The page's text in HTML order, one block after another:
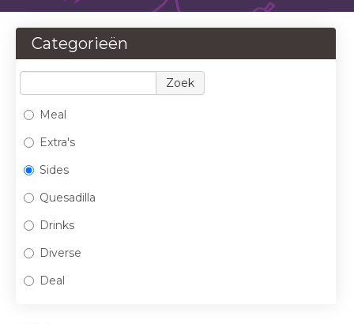
Categorieën
Zoek
Meal
Extra's
Sides
Quesadilla
Drinks
Diverse
Deal